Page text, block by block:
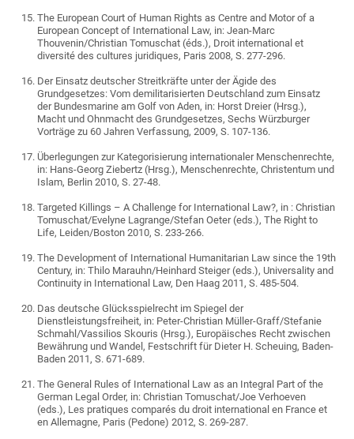
The European Court of Human Rights as Centre and Motor of a
European Concept of International Law, in: Jean-Marc
Thouvenin/Christian Tomuschat (éds.), Droit international et
diversité des cultures juridiques, Paris 2008, S. 277-296.
Der Einsatz deutscher Streitkräfte unter der Ägide des
Grundgesetzes: Vom demilitarisierten Deutschland zum Einsatz
der Bundesmarine am Golf von Aden, in: Horst Dreier (Hrsg.),
Macht und Ohnmacht des Grundgesetzes, Sechs Würzburger
Vorträge zu 60 Jahren Verfassung, 2009, S. 107-136.
Überlegungen zur Kategorisierung internationaler Menschenrechte,
in: Hans-Georg Ziebertz (Hrsg.), Menschenrechte, Christentum und
Islam, Berlin 2010, S. 27-48.
Targeted Killings – A Challenge for International Law?, in : Christian
Tomuschat/Evelyne Lagrange/Stefan Oeter (eds.), The Right to
Life, Leiden/Boston 2010, S. 233-266.
The Development of International Humanitarian Law since the 19th
Century, in: Thilo Marauhn/Heinhard Steiger (eds.), Universality and
Continuity in International Law, Den Haag 2011, S. 485-504.
Das deutsche Glücksspielrecht im Spiegel der
Dienstleistungsfreiheit, in: Peter-Christian Müller-Graff/Stefanie
Schmahl/Vassilios Skouris (Hrsg.), Europäisches Recht zwischen
Bewährung und Wandel, Festschrift für Dieter H. Scheuing, Baden-
Baden 2011, S. 671-689.
The General Rules of International Law as an Integral Part of the
German Legal Order, in: Christian Tomuschat/Joe Verhoeven
(eds.), Les pratiques comparés du droit international en France et
en Allemagne, Paris (Pedone) 2012, S. 269-287.